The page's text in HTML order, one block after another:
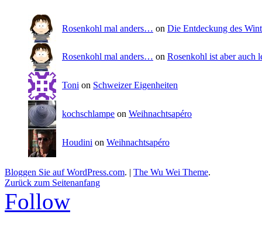
Rosenkohl mal anders… on Die Entdeckung des
Rosenkohl mal anders… on Rosenkohl ist aber auch
Toni on Schweizer Eigenheiten
kochschlampe on Weihnachtsapéro
Houdini on Weihnachtsapéro
Bloggen Sie auf WordPress.com. | The Wu Wei Theme.
Zurück zum Seitenanfang
Follow